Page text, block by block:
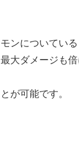
ンについてい
大ダメージも倍
が可能です。